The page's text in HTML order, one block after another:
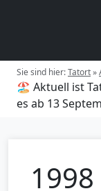
Sie sind hier:Tatort»
🏖️ Aktuell ist
es ab 13
1998